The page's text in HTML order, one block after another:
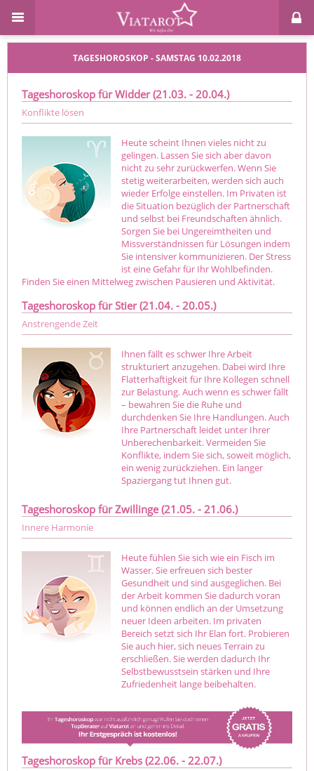
TAGESHOROSKOP - SAMSTAG 10.02.2018
Tageshoroskop für Widder (21.03. - 20.04.)
Konflikte lösen
Heute scheint Ihnen vieles nicht zu
gelingen. Lassen Sie sich aber davon
nicht zu sehr zurückwerfen. Wenn Sie
stetig weiterarbeiten, werden sich auch
wieder Erfolge einstellen. Im Privaten ist
die Situation bezüglich der Partnerschaft
und selbst bei Freundschaften ähnlich.
Sorgen Sie bei Ungereimtheiten und
Missverständnissen für Lösungen indem
Sie intensiver kommunizieren. Der Stress
ist eine Gefahr für Ihr Wohlbefinden.
Finden Sie einen Mittelweg zwischen Pausieren und Aktivität.
Tageshoroskop für Stier (21.04. - 20.05.)
Anstrengende Zeit
Ihnen fällt es schwer Ihre Arbeit
strukturiert anzugehen. Dabei wird Ihre
Flatterhaftigkeit für Ihre Kollegen schnell
zur Belastung. Auch wenn es schwer fällt
– bewahren Sie die Ruhe und
durchdenken Sie Ihre Handlungen. Auch
Ihre Partnerschaft leidet unter Ihrer
Unberechenbarkeit. Vermeiden Sie
Konflikte, indem Sie sich, soweit möglich,
ein wenig zurückziehen. Ein langer
Spaziergang tut Ihnen gut.
Tageshoroskop für Zwillinge (21.05. - 21.06.)
Innere Harmonie
Heute fühlen Sie sich wie ein Fisch im
Wasser. Sie erfreuen sich bester
Gesundheit und sind ausgeglichen. Bei
der Arbeit kommen Sie dadurch voran
und können endlich an der Umsetzung
neuer Ideen arbeiten. Im privaten
Bereich setzt sich Ihr Elan fort. Probieren
Sie auch hier, sich neues Terrain zu
erschließen. Sie werden dadurch Ihr
Selbstbewusstsein stärken und Ihre
Zufriedenheit lange beibehalten.
Tageshoroskop für Krebs (22.06. - 22.07.)